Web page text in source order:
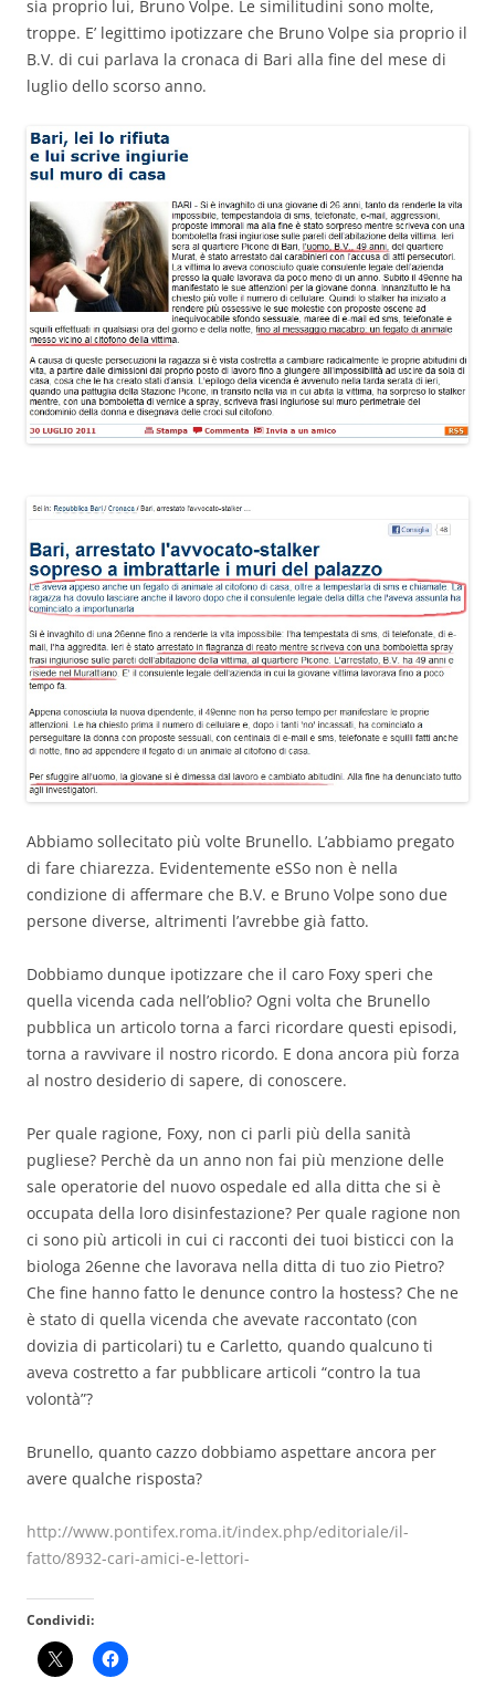
sia proprio lui, Bruno Volpe. Le similitudini sono molte,
troppe. E’ legittimo ipotizzare che Bruno Volpe sia proprio il
B.V. di cui parlava la cronaca di Bari alla fine del mese di
luglio dello scorso anno.
Abbiamo sollecitato più volte Brunello. L’abbiamo pregato
di fare chiarezza. Evidentemente eSSo non è nella
condizione di affermare che B.V. e Bruno Volpe sono due
persone diverse, altrimenti l’avrebbe già fatto.
Dobbiamo dunque ipotizzare che il caro Foxy speri che
quella vicenda cada nell’oblio? Ogni volta che Brunello
pubblica un articolo torna a farci ricordare questi episodi,
torna a ravvivare il nostro ricordo. E dona ancora più forza
al nostro desiderio di sapere, di conoscere.
Per quale ragione, Foxy, non ci parli più della sanità
pugliese? Perchè da un anno non fai più menzione delle
sale operatorie del nuovo ospedale ed alla ditta che si è
occupata della loro disinfestazione? Per quale ragione non
ci sono più articoli in cui ci racconti dei tuoi bisticci con la
biologa 26enne che lavorava nella ditta di tuo zio Pietro?
Che fine hanno fatto le denunce contro la hostess? Che ne
è stato di quella vicenda che avevate raccontato (con
dovizia di particolari) tu e Carletto, quando qualcuno ti
aveva costretto a far pubblicare articoli “contro la tua
volontà”?
Brunello, quanto cazzo dobbiamo aspettare ancora per
avere qualche risposta?
http://www.pontifex.roma.it/index.php/editoriale/il-
fatto/8932-cari-amici-e-lettori-
Condividi: